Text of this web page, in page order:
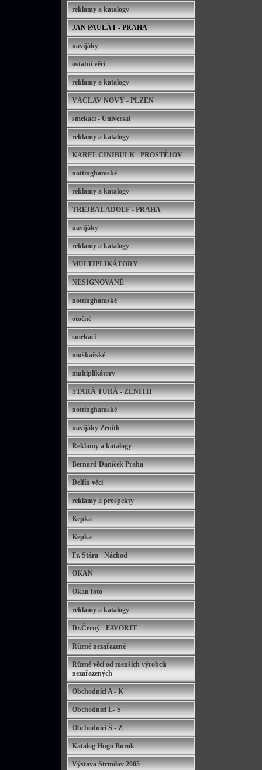
reklamy a katalogy
JAN PAULÁT - PRAHA
navijáky
ostatní věci
reklamy a katalogy
VÁCLAV NOVÝ - PLZEN
smekací - Universal
reklamy a katalogy
KAREL CINIBULK - PROSTĚJOV
nottinghamské
reklamy a katalogy
TREJBAL ADOLF - PRAHA
navijáky
reklamy a katalogy
MULTIPLIKÁTORY
NESIGNOVANÉ
nottinghamské
otočné
smekací
muškařské
multiplikátory
STARÁ TURÁ - ZENITH
nottinghamské
navijáky Zenith
Reklamy a katalogy
Bernard Daníček Praha
Delfín věci
reklamy a prospekty
Kepka
Kepka
Fr. Stára - Náchod
OKAN
Okan foto
reklamy a katalogy
Dr.Černý - FAVORIT
Různé nezařazené
Různé věci od menších výrobců
nezařazených
Obchodníci A - K
Obchodníci L- S
Obchodníci Š - Z
Katalog Hugo Burok
Výstava Strmilov 2005